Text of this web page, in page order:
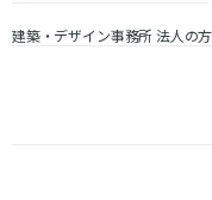
建築・デザイン事務所 法人の